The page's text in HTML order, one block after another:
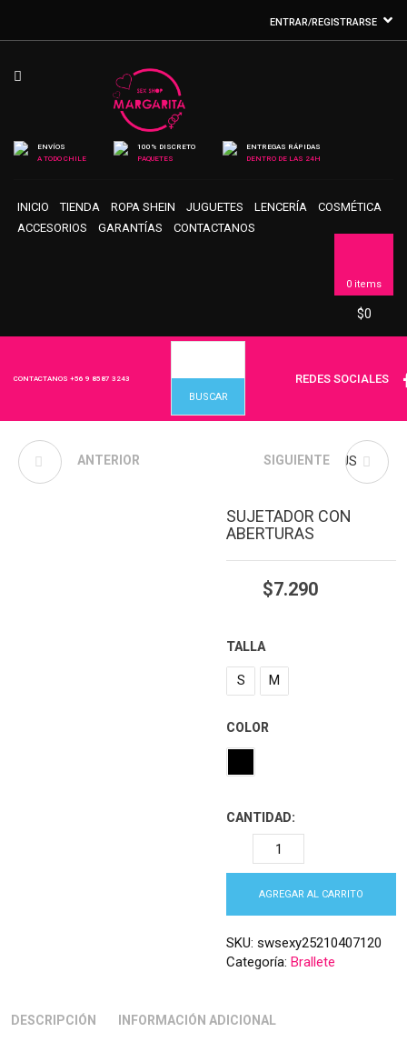
ENTRAR/REGISTRARSE
ENVÍOS
A TODO CHILE
100% DISCRETO
PAQUETES
ENTREGAS RÁPIDAS
DENTRO DE LAS 24H
INICIO TIENDA ROPA SHEIN JUGUETES LENCERÍA
COSMÉTICA
ACCESORIOS
GARANTÍAS CONTACTANOS
0 items
$0
CONTACTANOS +56 9 8587 3243 REDES SOCIALES
BODY ENCAJE BEBÉ
ANTERIOR BRALETT ARNÉS PLUS
SIGUIENTE
SUJETADOR CON
ABERTURAS
$7.290
TALLA
S M
COLOR
CANTIDAD:
AGREGAR AL CARRITO
SKU: swsexy25210407120
Categoría: Brallete
DESCRIPCIÓN INFORMACIÓN ADICIONAL